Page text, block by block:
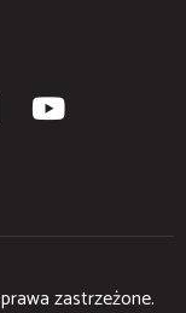
zastrzeżone.